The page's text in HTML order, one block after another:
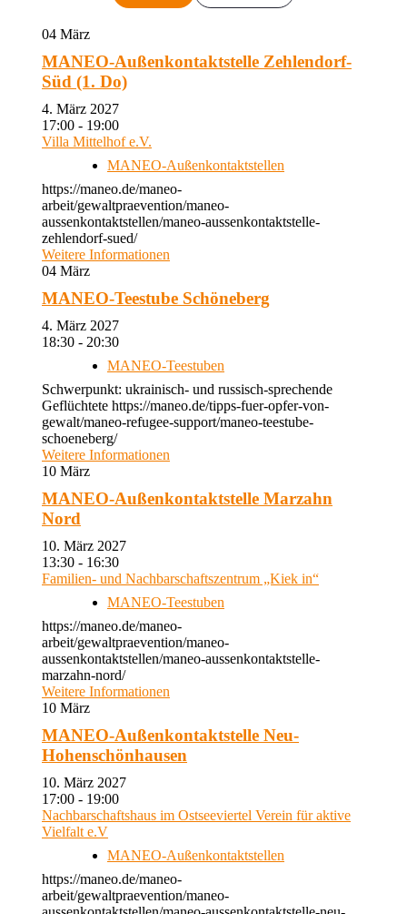
04 März
MANEO-Außenkontaktstelle Zehlendorf-
Süd (1. Do)
4. März 2027
17:00 - 19:00
Villa Mittelhof e.V.
MANEO-Außenkontaktstellen
https://maneo.de/maneo-
arbeit/gewaltpraevention/maneo-
aussenkontaktstellen/maneo-aussenkontaktstelle-
zehlendorf-sued/
Weitere Informationen
04 März
MANEO-Teestube Schöneberg
4. März 2027
18:30 - 20:30
MANEO-Teestuben
Schwerpunkt: ukrainisch- und russisch-sprechende
Geflüchtete https://maneo.de/tipps-fuer-opfer-von-
gewalt/maneo-refugee-support/maneo-teestube-
schoeneberg/
Weitere Informationen
10 März
MANEO-Außenkontaktstelle Marzahn
Nord
10. März 2027
13:30 - 16:30
Familien- und Nachbarschaftszentrum „Kiek in“
MANEO-Teestuben
https://maneo.de/maneo-
arbeit/gewaltpraevention/maneo-
aussenkontaktstellen/maneo-aussenkontaktstelle-
marzahn-nord/
Weitere Informationen
10 März
MANEO-Außenkontaktstelle Neu-
Hohenschönhausen
10. März 2027
17:00 - 19:00
Nachbarschaftshaus im Ostseeviertel Verein für aktive
Vielfalt e.V
MANEO-Außenkontaktstellen
https://maneo.de/maneo-
arbeit/gewaltpraevention/maneo-